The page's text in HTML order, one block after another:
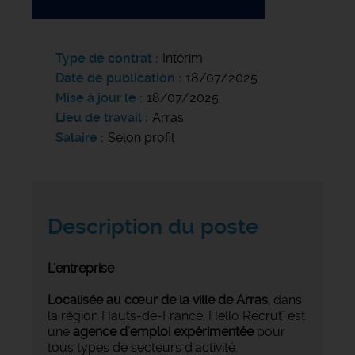
Type de contrat
Intérim
Date de publication
18/07/2025
Mise à jour le
18/07/2025
Lieu de travail
Arras
Salaire
Selon profil
Description du poste
L'entreprise
Localisée au cœur de la ville de Arras , dans
la région Hauts-de-France, Hello Recrut' est
une agence d'emploi expérimentéepour
tous types de secteurs d'activité.